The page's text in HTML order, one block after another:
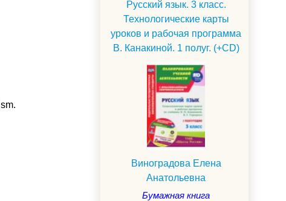
Русский язык. 3 класс.
Технологические карты
уроков и рабочая программа
В. Канакиной. 1 полуг. (+CD)
Виноградова Елена
Анатольевна
Бумажная книга